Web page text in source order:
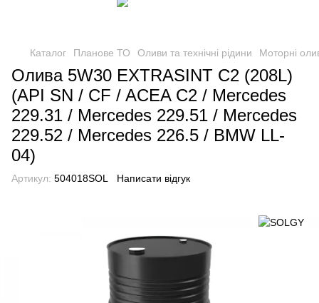
Каталог Планове ТО Оливи та технічні рідини Моторні
Олива 5W30 EXTRASINT C2 (208L)
(API SN / CF / ACEA C2 / Mercedes
229.31 / Mercedes 229.51 / Mercedes
229.52 / Mercedes 226.5 / BMW LL-
04)
Артикул: 504018SOL Написати відгук